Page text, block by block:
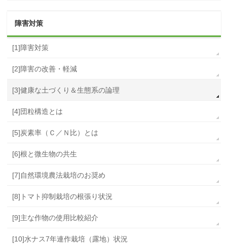
障害対策
[1]障害対策
[2]障害の改善・軽減
[3]健康な土づくり＆生態系の論理
[4]団粒構造とは
[5]炭素率（Ｃ／Ｎ比）とは
[6]根と微生物の共生
[7]自然環境農法栽培のお奨め
[8]トマト抑制栽培の根張り状況
[9]主な作物の使用比較紹介
[10]水ナス7年連作栽培（露地）状況